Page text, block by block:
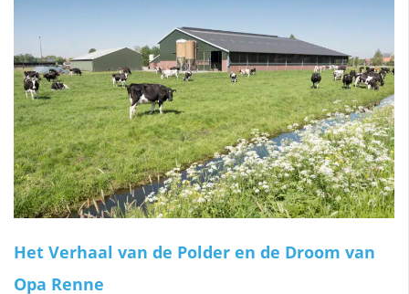
Het Verhaal van de Polder en de Droom van
Opa Renne